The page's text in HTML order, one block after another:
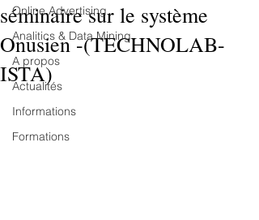
Online Advertising
Analitics & Data Mining
A propos
Actualités
Informations
Formations
séminaire sur le système
Onusien -(TECHNOLAB-
ISTA)